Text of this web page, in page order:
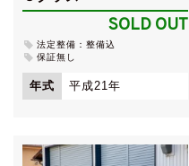
SOLD OUT
法定整備：整備込
保証無し
年式 平成21年